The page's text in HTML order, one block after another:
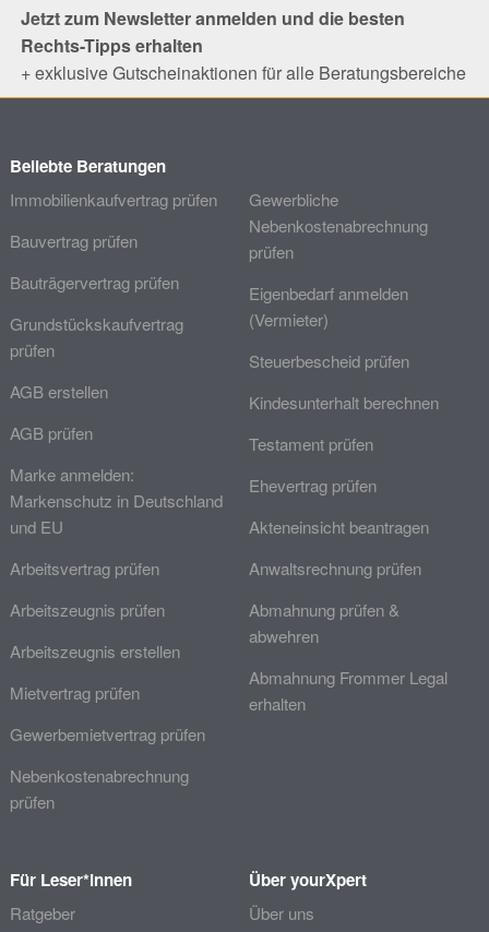
Jetzt zum Newsletter anmelden und die besten
Rechts-Tipps erhalten
+ exklusive Gutscheinaktionen für alle Beratungsbereiche
Beliebte Beratungen
Immobilienkaufvertrag prüfen
Bauvertrag prüfen
Bauträgervertrag prüfen
Grundstückskaufvertrag
prüfen
AGB erstellen
AGB prüfen
Marke anmelden:
Markenschutz in Deutschland
und EU
Arbeitsvertrag prüfen
Arbeitszeugnis prüfen
Arbeitszeugnis erstellen
Mietvertrag prüfen
Gewerbemietvertrag prüfen
Nebenkostenabrechnung
prüfen
Gewerbliche
Nebenkostenabrechnung
prüfen
Eigenbedarf anmelden
(Vermieter)
Steuerbescheid prüfen
Kindesunterhalt berechnen
Testament prüfen
Ehevertrag prüfen
Akteneinsicht beantragen
Anwaltsrechnung prüfen
Abmahnung prüfen &
abwehren
Abmahnung Frommer Legal
erhalten
Für Leser*innen
Ratgeber
Über yourXpert
Über uns